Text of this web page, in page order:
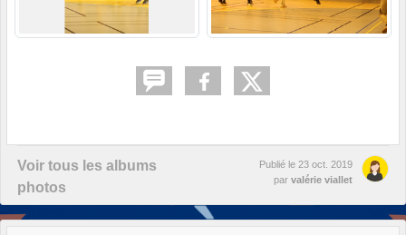
Voir tous les albums
photos
Publié le 23 oct. 2019
par valérie viallet